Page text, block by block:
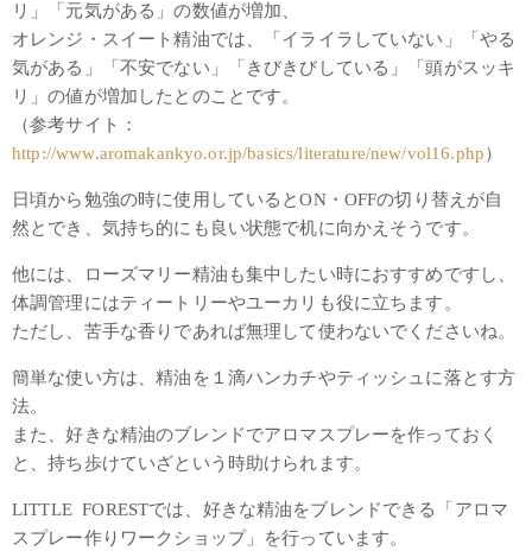
リ」「元気がある」の数値が増加、
オレンジ・スイート精油では、「イライラしていない」「やる
気がある」「不安でない」「きびきびしている」「頭がスッキ
リ」の値が増加したとのことです。
（参考サイト：
http://www.aromakankyo.or.jp/basics/literature/new/vol16.php）
日頃から勉強の時に使用しているとON・OFFの切り替えが自
然とでき、気持ち的にも良い状態で机に向かえそうです。
他には、ローズマリー精油も集中したい時におすすめですし、
体調管理にはティートリーやユーカリも役に立ちます。
ただし、苦手な香りであれば無理して使わないでくださいね。
簡単な使い方は、精油を１滴ハンカチやティッシュに落とす方
法。
また、好きな精油のブレンドでアロマスプレーを作っておく
と、持ち歩けていざという時助けられます。
LITTLE FORESTでは、好きな精油をブレンドできる「アロマ
スプレー作りワークショップ」を行っています。